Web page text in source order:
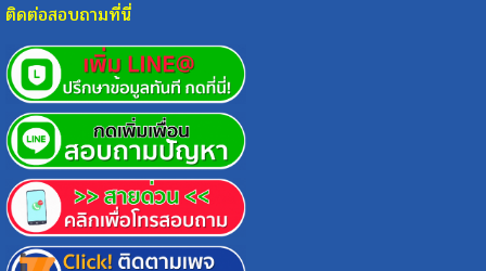
ติดต่อสอบถามที่นี่